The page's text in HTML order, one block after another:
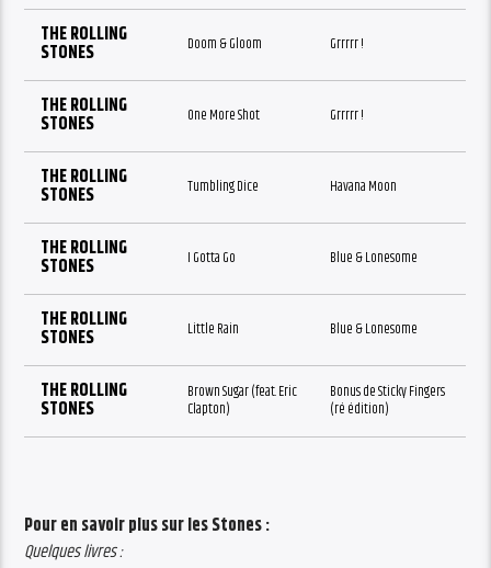
THE ROLLING
STONES Doom & Gloom Grrrrr !
THE ROLLING
STONES One More Shot Grrrrr !
THE ROLLING
STONES Tumbling Dice Havana Moon
THE ROLLING
STONES I Gotta Go Blue & Lonesome
THE ROLLING
STONES Little Rain Blue & Lonesome
THE ROLLING
STONES
Brown Sugar (feat. Eric
Clapton)
Bonus de Sticky Fingers
(ré édition)
Pour en savoir plus sur les Stones :
Quelques livres :